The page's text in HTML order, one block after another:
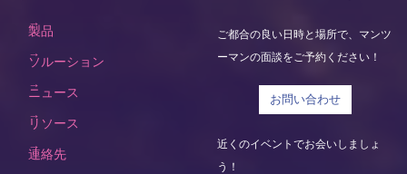
製品
ソルーション
ニュース
リソース
連絡先
ご都合の良い日時と場所で、マンツ
ーマンの面談をご予約ください！
お問い合わせ
近くのイベントでお会いしましょ
う！